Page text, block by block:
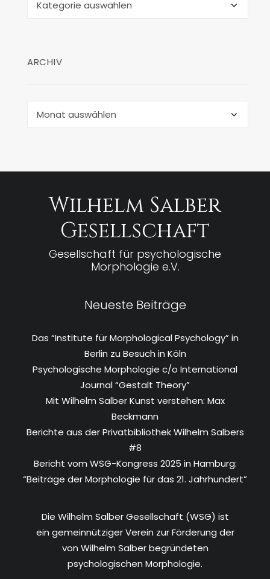
ARCHIV
Wilhelm Salber
Gesellschaft
Gesellschaft für psychologische
Morphologie e.V.
Neueste Beiträge
Das “Institute für Morphological Psychology” in
Berlin zu Besuch in Köln
Psychologische Morphologie c/o International
Journal “Gestalt Theory”
Mit Wilhelm Salber Kunst verstehen: Max
Beckmann
Berichte aus der Privatbibliothek Wilhelm Salbers
#8
Bericht vom WSG-Kongress 2025 in Hamburg:
“Beiträge der Morphologie für das 21. Jahrhundert”
Die Wilhelm Salber Gesellschaft (WSG) ist
ein gemeinnütziger Verein zur Förderung der
von Wilhelm Salber begründeten
psychologischen Morphologie.